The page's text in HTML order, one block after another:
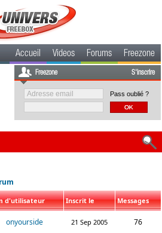
Accueil Videos Forums Freezone
Freezone S'inscrire
Pass oublié ?
d'utilisateur Inscrit le Messages
onyourside 21 Sep 2005 76